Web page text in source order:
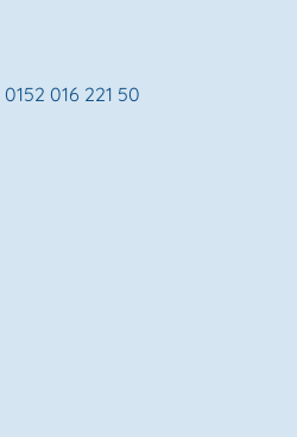
0152 016 221 50